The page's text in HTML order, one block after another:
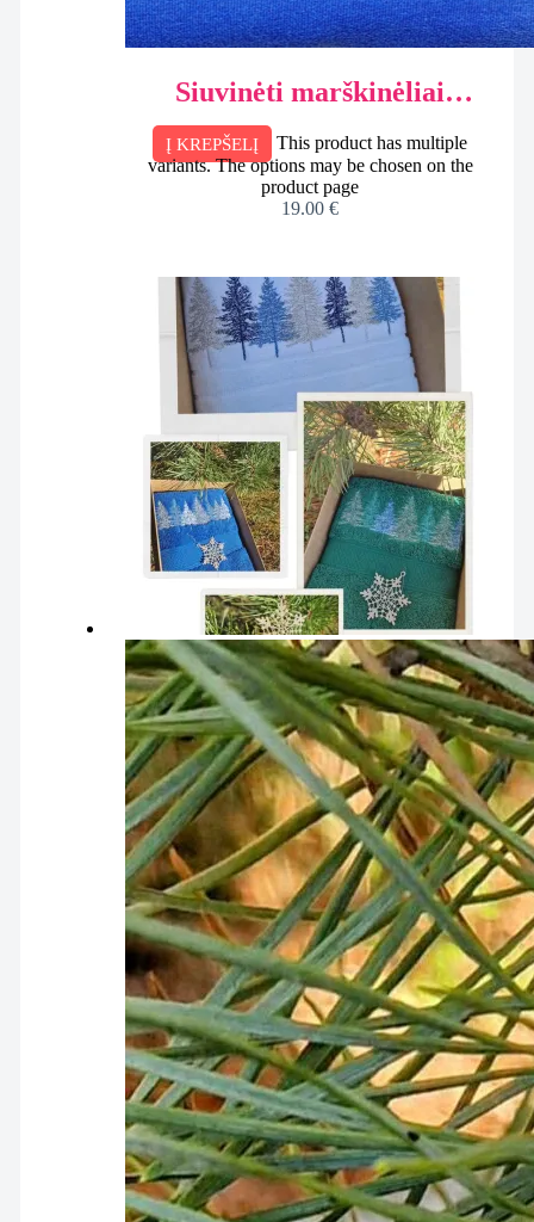
Siuvinėti marškinėliai
Mamai, dėžutėje
Į KREPŠELĮ
This product has multiple
variants. The options may be chosen on the
product page
19.00 €